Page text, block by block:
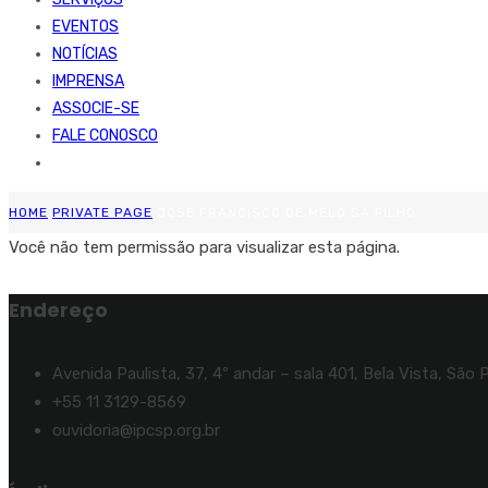
EVENTOS
NOTÍCIAS
IMPRENSA
ASSOCIE-SE
FALE CONOSCO
HOME PRIVATE PAGE
Você não tem permissão para visualizar esta página.
Endereço
Avenida Paulista, 37, 4º andar – sala 401, Bela Vista, São
+55 11 3129-8569
ouvidoria@ipcsp.org.br